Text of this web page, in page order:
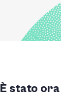
È stato